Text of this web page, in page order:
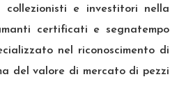
collezionisti e investitori nella
certificati e segnatempo
nel riconoscimento di
del valore di mercato di pezzi